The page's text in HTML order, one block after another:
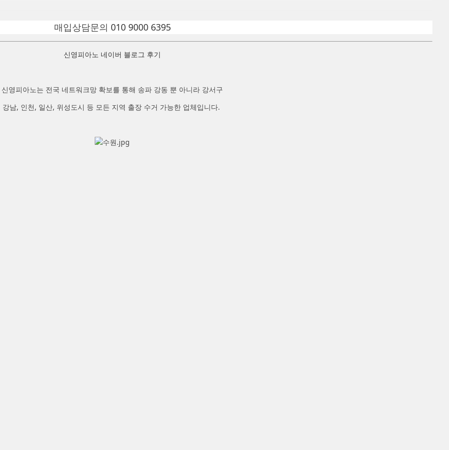
매입상담문의 010 9000 6395
신영피아노 네이버 블로그 후기
신영피아노는 전국 네트워크망 확보를 통해 송파 강동 뿐 아니라 강서구
강남, 인천, 일산, 위성도시 등 모든 지역 출장 수거 가능한 업체입니다.